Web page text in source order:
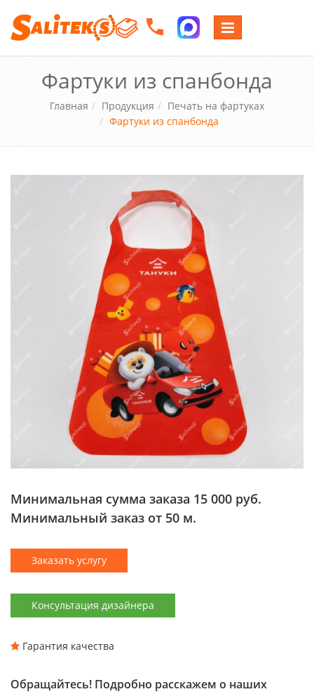
Переключение
навигации
Фартуки из спанбонда
Главная Продукция
Печать на фартуках
Фартуки из спанбонда
Минимальная сумма заказа 15 000 руб.
Минимальный заказ от 50 м.
Заказать услугу
Консультация дизайнера
Гарантия качества
Обращайтесь! Подробно расскажем о наших